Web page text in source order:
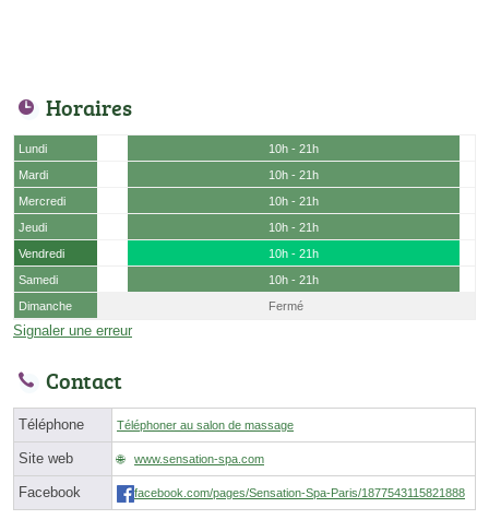
Horaires
Lundi
10h - 21h
Mardi
10h - 21h
Mercredi
10h - 21h
Jeudi
10h - 21h
Vendredi
10h - 21h
Samedi
10h - 21h
Dimanche
Fermé
Signaler une erreur
Contact
Téléphone Téléphoner au salon de massage
Site web www.sensation-spa.com
Facebook facebook.com/pages/Sensation-Spa-Paris/1877543115821888